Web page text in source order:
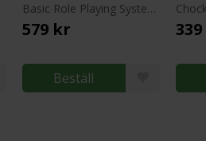
Basic Role Playing System: Call of Cthulhu: Sverige
579 kr
Beställ
Chock